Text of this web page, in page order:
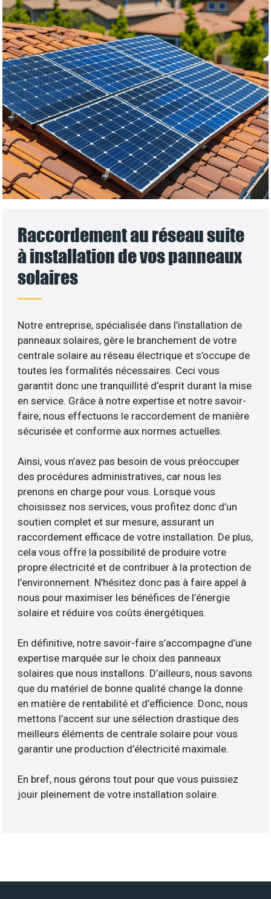
Raccordement au réseau suite
à installation de vos panneaux
solaires
Notre entreprise, spécialisée dans l’installation de
panneaux solaires, gère le branchement de votre
centrale solaire au réseau électrique et s’occupe de
toutes les formalités nécessaires. Ceci vous
garantit donc une tranquillité d’esprit durant la mise
en service. Grâce à notre expertise et notre savoir-
faire, nous effectuons le raccordement de manière
sécurisée et conforme aux normes actuelles.
Ainsi, vous n’avez pas besoin de vous préoccuper
des procédures administratives, car nous les
prenons en charge pour vous. Lorsque vous
choisissez nos services, vous profitez donc d’un
soutien complet et sur mesure, assurant un
raccordement efficace de votre installation. De plus,
cela vous offre la possibilité de produire votre
propre électricité et de contribuer à la protection de
l’environnement. N’hésitez donc pas à faire appel à
nous pour maximiser les bénéfices de l’énergie
solaire et réduire vos coûts énergétiques.
En définitive, notre savoir-faire s’accompagne d’une
expertise marquée sur le choix des panneaux
solaires que nous installons. D’ailleurs, nous savons
que du matériel de bonne qualité change la donne
en matière de rentabilité et d’efficience. Donc, nous
mettons l’accent sur une sélection drastique des
meilleurs éléments de centrale solaire pour vous
garantir une production d’électricité maximale.
En bref, nous gérons tout pour que vous puissiez
jouir pleinement de votre installation solaire.